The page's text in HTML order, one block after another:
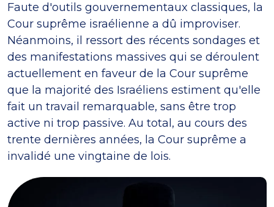
Faute d'outils gouvernementaux classiques, la
Cour suprême israélienne a dû improviser.
Néanmoins, il ressort des récents sondages et
des manifestations massives qui se déroulent
actuellement en faveur de la Cour suprême
que la majorité des Israéliens estiment qu'elle
fait un travail remarquable, sans être trop
active ni trop passive. Au total, au cours des
trente dernières années, la Cour suprême a
invalidé une vingtaine de lois.